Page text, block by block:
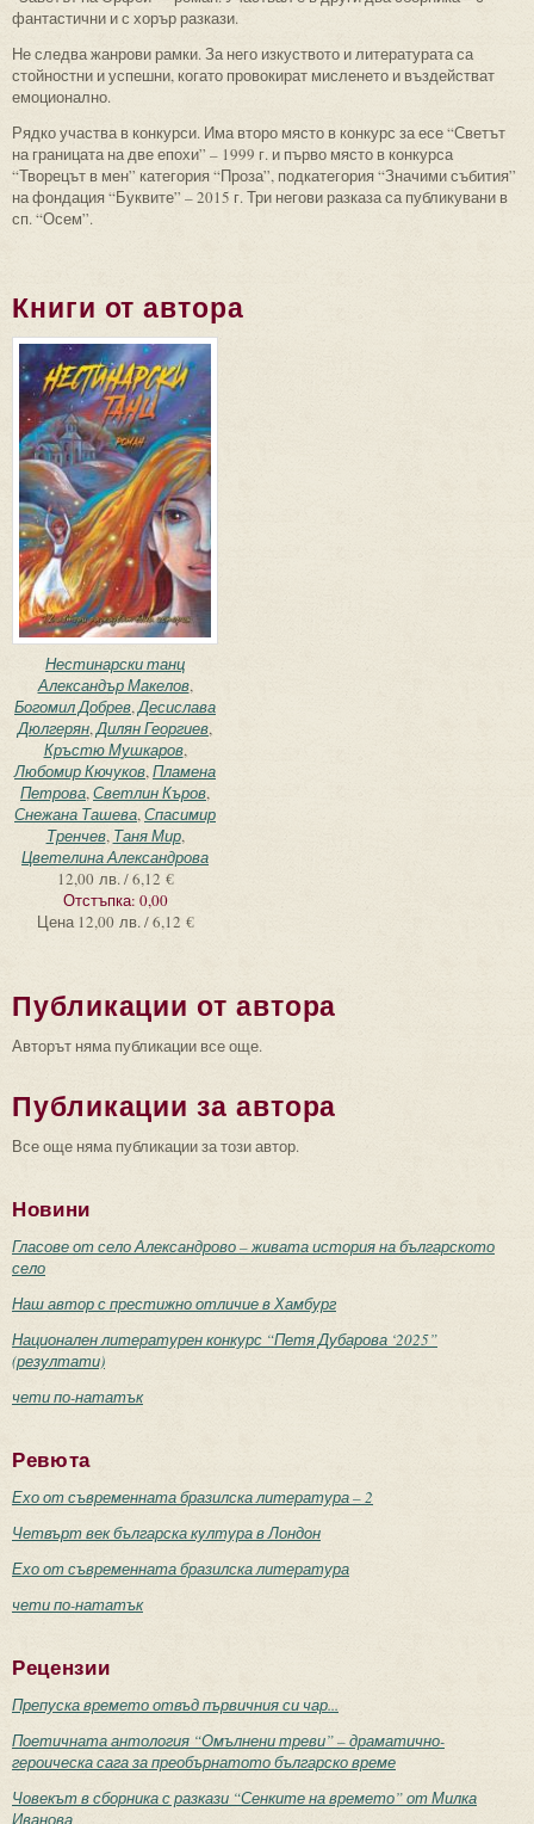
фантастични и с хорър разкази.
Не следва жанрови рамки. За него изкуството и литературата са
стойностни и успешни, когато провокират мисленето и въздействат
емоционално.
Рядко участва в конкурси. Има второ място в конкурс за есе “Светът
на границата на две епохи” – 1999 г. и първо място в конкурса
“Творецът в мен” категория “Проза”, подкатегория “Значими събития”
на фондация “Буквите” – 2015 г. Три негови разказа са публикувани в
сп. “Осем”.
Книги от автора
Нестинарски танц
Александър Макелов,
Богомил Добрев,Десислава
Дюлгерян,Дилян Георгиев,
Кръстю Мушкаров,
Любомир Кючуков,Пламена
Петрова,Светлин Къров,
Снежана Ташева,Спасимир
Тренчев, Таня Мир,
Цветелина Александрова
12,00 лв. / 6,12 €
Отстъпка: 0,00
Цена 12,00 лв. / 6,12 €
Публикации от автора
Авторът няма публикации все още.
Публикации за автора
Все още няма публикации за този автор.
Новини
Гласове от село Александрово – живата история на българското
село
Наш автор с престижно отличие в Хамбург
Национален литературен конкурс “Петя Дубарова ‘2025”
(резултати)
чети по-нататък
Ревюта
Ехо от съвременната бразилска литература – 2
Четвърт век българска култура в Лондон
Ехо от съвременната бразилска литература
чети по-нататък
Рецензии
Препуска времето отвъд първичния си чар...
Поетичната антология “Омълнени треви” – драматично-
героическа сага за преобърнатото българско време
Човекът в сборника с разкази “Сенките на времето” от Милка
Иванова